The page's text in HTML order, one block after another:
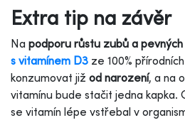
Extra tip na závěr
Na podporu růstu zubů a
s vitamínem D3 ze 100%
konzumovat již od narození, a na
vitamínu bude stačit jedna kapka.
se vitamín lépe vstřebal v